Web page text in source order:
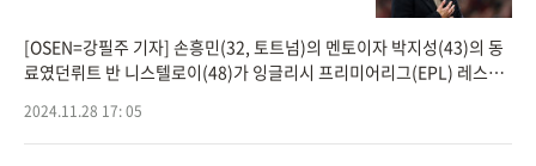
[OSEN=강필주 기자] 손흥민(32, 토트넘)의 멘토이자 박지성(43)의 동
료였던뤼트 반 니스텔로이(48)가 잉글리시 프리미어리그(EPL) 레스터
불과 157일 만에 경질된 스
2024.11.28 17: 05